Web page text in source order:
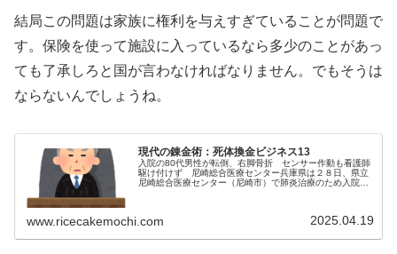
結局この問題は家族に権利を与えすぎていることが問題で
す。保険を使って施設に入っているなら多少のことがあっ
ても了承しろと国が言わなければなりません。でもそうは
ならないんでしょうね。
現代の錬金術：死体換金ビジネス13
入院の80代男性が転倒、右脚骨折 センサー作動も看護師
駆け付けず 尼崎総合医療センター兵庫県は２８日、県立
尼崎総合医療センター（尼崎市）で肺炎治療のため入院
www.ricecakemochi.com 2025.04.19